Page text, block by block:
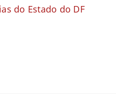
do Estado do DF